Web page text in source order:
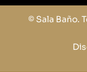
© Sala Baño.